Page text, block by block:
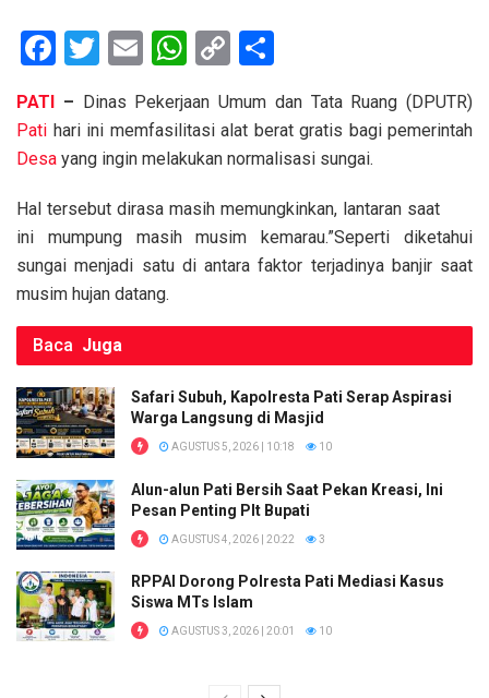
F
ce
b
o
k
T
tt
er
E
ail
W
at
s
p
p
C
py
Li
k
ar
e
PATI – Dinas Pekerjaan Umum dan Tata Ruang (DPUTR)
Pati hari ini memfasilitasi alat berat gratis bagi pemerintah
Desa yang ingin melakukan normalisasi sungai.
Hal tersebut dirasa masih memungkinkan, lantaran saat
ini mumpung masih musim kemarau.”Seperti diketahui
sungai menjadi satu di antara faktor terjadinya banjir saat
musim hujan datang.
Baca Juga
Safari Subuh, Kapolresta Pati Serap Aspirasi
Warga Langsung di Masjid
AGUSTUS 5, 2026 | 10:18 10
Alun-alun Pati Bersih Saat Pekan Kreasi, Ini
Pesan Penting Plt Bupati
AGUSTUS 4, 2026 | 20:22 3
RPPAI Dorong Polresta Pati Mediasi Kasus
Siswa MTs Islam
AGUSTUS 3, 2026 | 20:01 10